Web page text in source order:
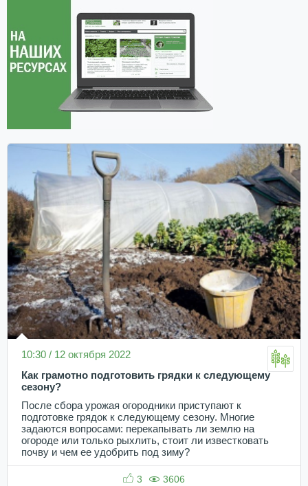
10:30 / 12 октября 2022
Как грамотно подготовить грядки к следующему
сезону?
После сбора урожая огородники приступают к
подготовке грядок к следующему сезону. Многие
задаются вопросами: перекапывать ли землю на
огороде или только рыхлить, стоит ли известковать
почву и чем ее удобрить под зиму?
3 3606